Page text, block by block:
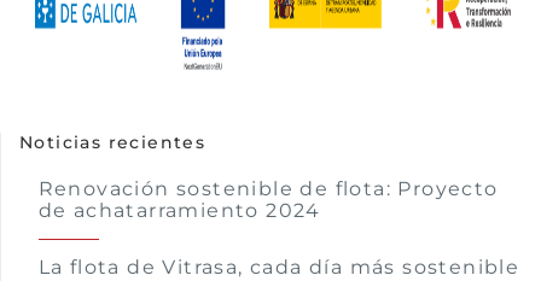
Noticias recientes
Renovación sostenible de flota: Proyecto
de achatarramiento 2024
La flota de Vitrasa, cada día más sostenible